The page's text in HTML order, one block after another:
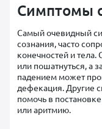
Симптомы
Самый очевидный
сознания, часто
конечностей и тела.
или пошатнуться, а
падением может
дефекация. Другие
помочь в
или аритмию.